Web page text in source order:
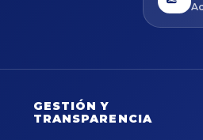
GESTIÓN Y
TRANSPARENCIA